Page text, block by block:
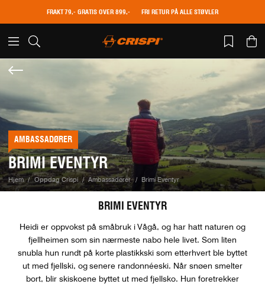
FRAKT 79,- GRATIS OVER 899,- FRI RETUR PÅ ALLE STØVLER
AMBASSADØRER
BRIMI EVENTYR
Hjem Oppdag Crispi Ambassadører Brimi Eventyr
BRIMI EVENTYR
Heidi er oppvokst på småbruk i Vågå, og har hatt naturen og
fjellheimen som sin nærmeste nabo hele livet. Som liten
snubla hun rundt på korte plastikkski som etterhvert ble byttet
ut med fjellski, og senere randonnéeski. Når snøen smelter
bort, blir skiskoene byttet ut med fjellsko. Hun foretrekker